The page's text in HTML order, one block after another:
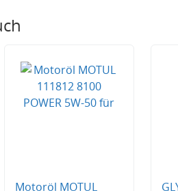
Motoröl MOTUL